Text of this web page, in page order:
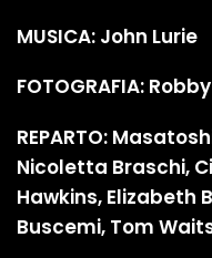
MUSICA: John Lurie
FOTOGRAFIA:
REPARTO:
Nicoletta Braschi,
Hawkins, Elizabeth
Buscemi, Tom